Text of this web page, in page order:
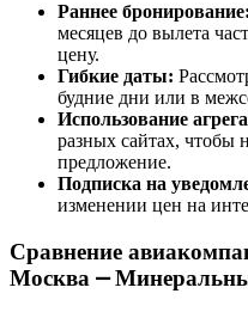
Раннее бронирование:
месяцев до вылета
цену.
Гибкие даты:
будние дни или в
Использование
разных сайтах, чтобы
предложение.
Подписка на
изменении цен на
Сравнение
Москва ⎼